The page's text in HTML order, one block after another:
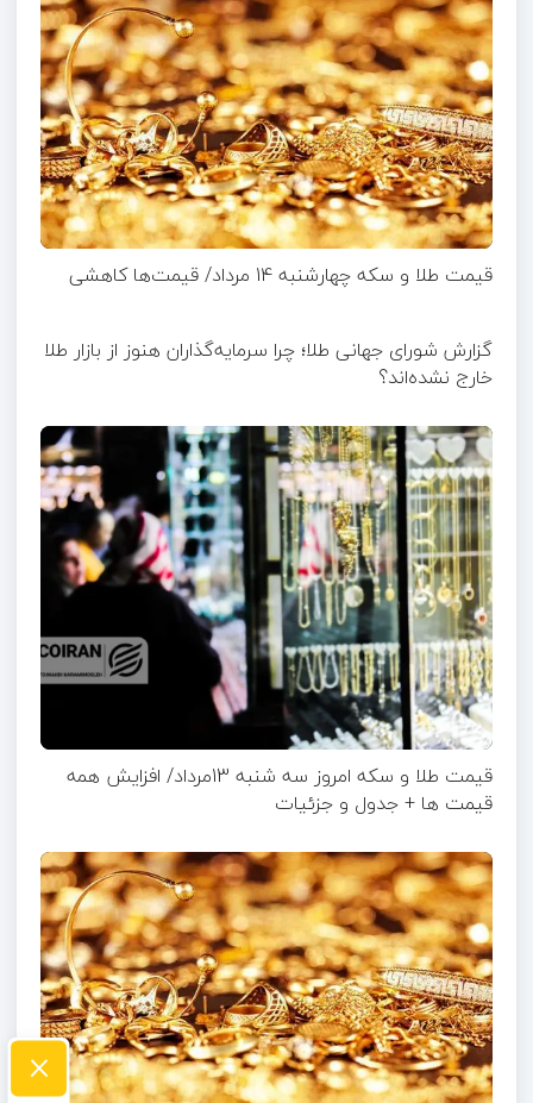
قیمت طلا و سکه چهارشنبه 14 مرداد/ قیمت‌ها کاهشی
گزارش شورای جهانی طلا؛ چرا سرمایه‌گذاران هنوز از بازار طلا
خارج نشده‌اند؟
قیمت طلا و سکه امروز سه شنبه 13مرداد/ افزایش همه
قیمت ها + جدول و جزئیات
×